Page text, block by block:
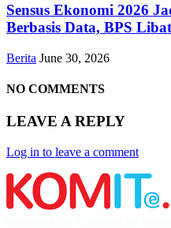
Sensus Ekonomi 2026
Berbasis Data, BPS
Berita June 30, 2026
NO COMMENTS
LEAVE A REPLY
Log in to leave a comment